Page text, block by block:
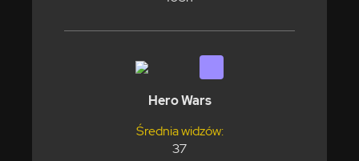
Hero Wars
Średnia widzów:
37